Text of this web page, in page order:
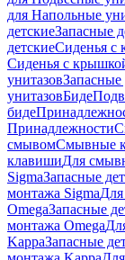
для Напольные
детскиеЗапасные
детскиеСиденья с
Сиденья с
унитазовЗапасные
унитазовБиде
биде
Принадлежности
смывомСмывные
клавишиДля
SigmaЗапасные
монтажа Sigma
OmegaЗапасные
монтажа Omega
KappaЗапасные